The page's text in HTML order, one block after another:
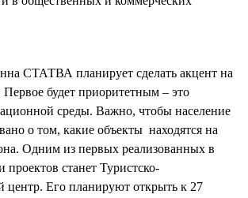
СТАТВА планирует сделать акцент на
Первое будет приоритетным – это
среды. Важно, чтобы население
о том, какие объекты находятся на
Одним из первых реализованных в
проектов станет Туристско-
Его планируют открыть к 27